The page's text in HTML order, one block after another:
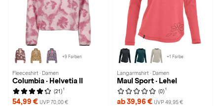
+9 Farben
Fleeceshirt · Damen
Columbia · Helvetia II
(21) 1
54,99 € UVP 70,00 €
+1 Farbe
Langarmshirt · Damen
Maul Sport · Lehel
(0) 1
ab 39,96 € UVP 49,95 €